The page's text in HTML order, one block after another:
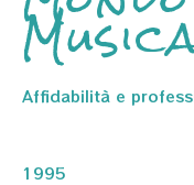
Affidabilità e
1995